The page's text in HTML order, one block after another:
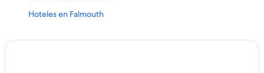
Hoteles en Falmouth